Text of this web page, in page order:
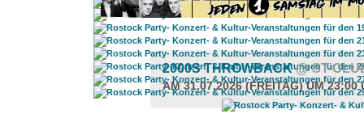
2000S THROWBACK@ ST-
AM 31.07.2026 (FREITAG) UM 23:00